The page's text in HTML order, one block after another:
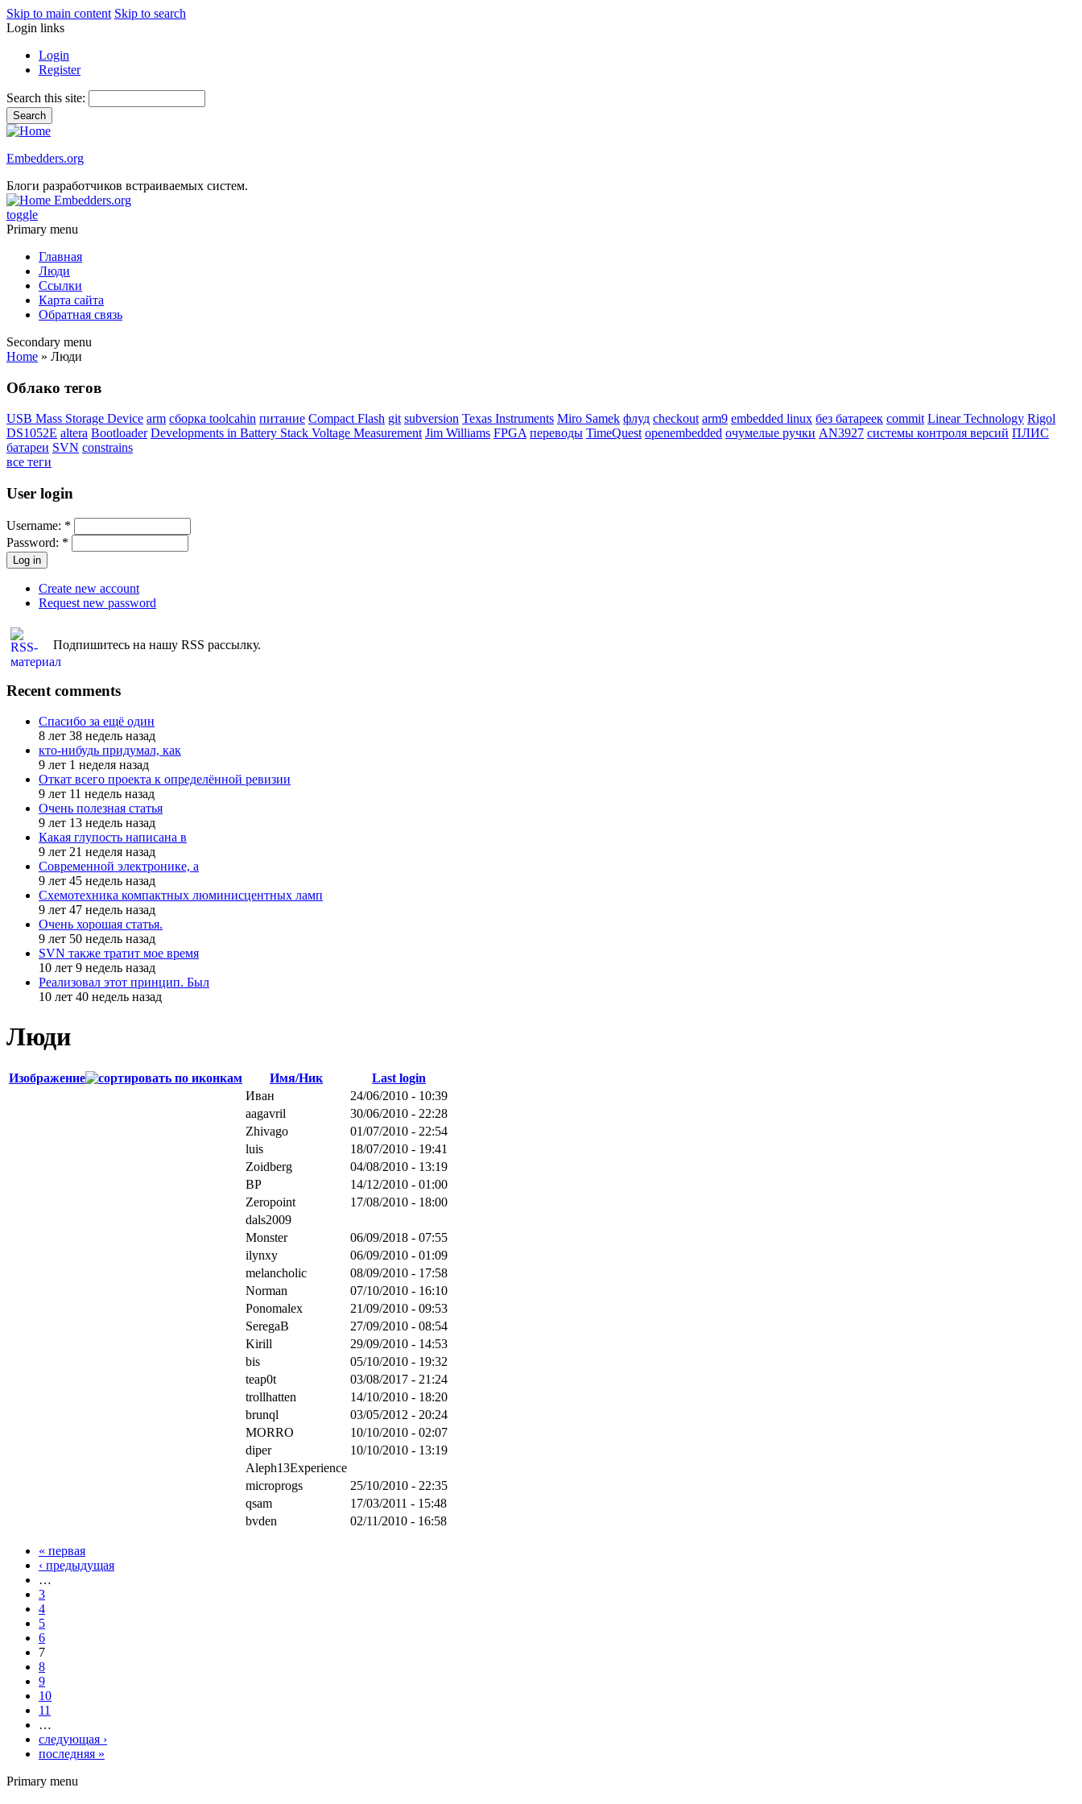
Skip to main content Skip to search
Login links
Login
Register
Search this site:
Embedders.org
Блоги разработчиков встраиваемых систем.
Embedders.org
toggle
Primary menu
Главная
Люди
Ссылки
Карта сайта
Обратная связь
Secondary menu
Home » Люди
Облако тегов
USB Mass Storage Device arm сборка toolcahin питание Compact Flash git subversion Texas Instruments Miro Samek флуд checkout arm9 embedded linux без батареек commit Linear Technology Rigol
DS1052E altera Bootloader Developments in Battery Stack Voltage Measurement Jim Williams FPGA переводы TimeQuest openembedded очумелые ручки AN3927 системы контроля версий ПЛИС
батареи SVN constrains
все теги
User login
Username: *
Password: *
Create new account
Request new password
Подпишитесь на нашу RSS рассылку.
Recent comments
Спасибо за ещё один
8 лет 38 недель назад
кто-нибудь придумал, как
9 лет 1 неделя назад
Откат всего проекта к определённой ревизии
9 лет 11 недель назад
Очень полезная статья
9 лет 13 недель назад
Какая глупость написана в
9 лет 21 неделя назад
Современной электронике, а
9 лет 45 недель назад
Схемотехника компактных люминисцентных ламп
9 лет 47 недель назад
Очень хорошая статья.
9 лет 50 недель назад
SVN также тратит мое время
10 лет 9 недель назад
Реализовал этот принцип. Был
10 лет 40 недель назад
Люди
Изображение Имя/Ник
Last login
Иван
24/06/2010 - 10:39
aagavril
30/06/2010 - 22:28
Zhivago
01/07/2010 - 22:54
luis
18/07/2010 - 19:41
Zoidberg
04/08/2010 - 13:19
BP
14/12/2010 - 01:00
Zeropoint
17/08/2010 - 18:00
dals2009
Monster
06/09/2018 - 07:55
ilynxy
06/09/2010 - 01:09
melancholic
08/09/2010 - 17:58
Norman
07/10/2010 - 16:10
Ponomalex
21/09/2010 - 09:53
SeregaB
27/09/2010 - 08:54
Kirill
29/09/2010 - 14:53
bis
05/10/2010 - 19:32
teap0t
03/08/2017 - 21:24
trollhatten
14/10/2010 - 18:20
brunql
03/05/2012 - 20:24
MORRO
10/10/2010 - 02:07
diper
10/10/2010 - 13:19
Aleph13Experience
microprogs
25/10/2010 - 22:35
qsam
17/03/2011 - 15:48
bvden
02/11/2010 - 16:58
« первая
‹ предыдущая
…
3
4
5
6
7
8
9
10
11
…
следующая ›
последняя »
Primary menu